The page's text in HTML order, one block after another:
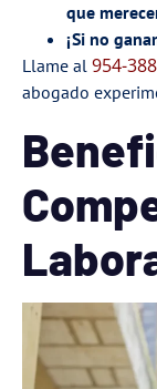
que
¡Si no
Llame al 954-
abogado